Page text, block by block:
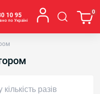
10 95
по Україні
0
разів